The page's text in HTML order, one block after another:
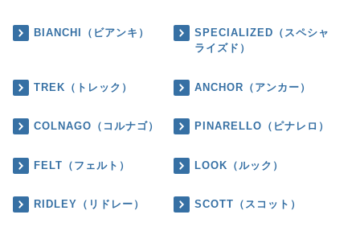
BIANCHI（ビアンキ）
SPECIALIZED（スペシャ
ライズド）
TREK（トレック） ANCHOR（アンカー）
COLNAGO（コルナゴ） PINARELLO（ピナレロ）
FELT（フェルト） LOOK（ルック）
RIDLEY（リドレー） SCOTT（スコット）